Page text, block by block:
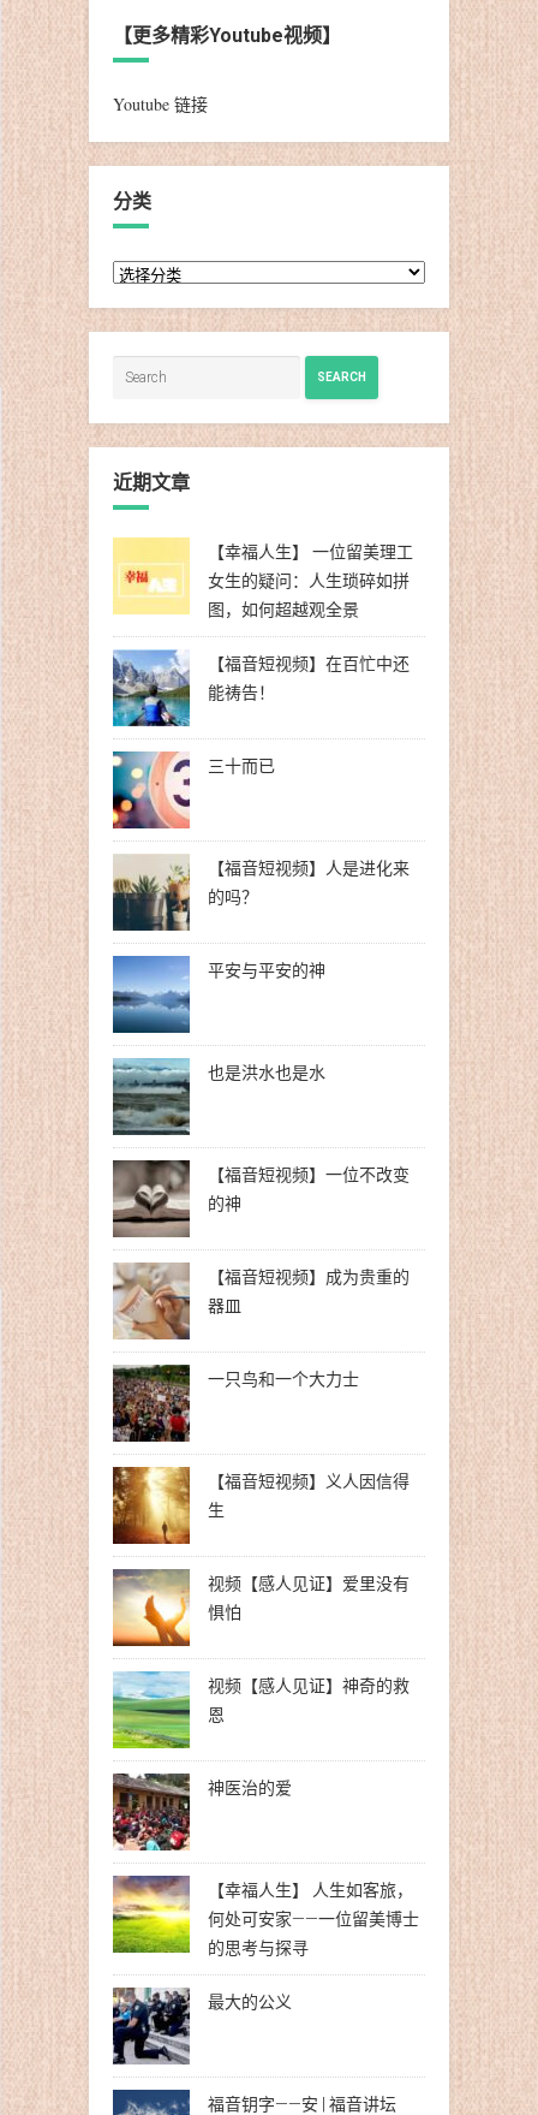
【更多精彩Youtube视频】
Youtube 链接
分类
分
SEARCH
近期文章
【幸福人生】 一位留美理工
女生的疑问：人生琐碎如拼
图，如何超越观全景
【福音短视频】在百忙中还
能祷告！
三十而已
【福音短视频】人是进化来
的吗？
平安与平安的神
也是洪水也是水
【福音短视频】一位不改变
的神
【福音短视频】成为贵重的
器皿
一只鸟和一个大力士
【福音短视频】义人因信得
生
视频【感人见证】爱里没有
惧怕
视频【感人见证】神奇的救
恩
神医治的爱
【幸福人生】 人生如客旅，
何处可安家——一位留美博士
的思考与探寻
最大的公义
福音钥字——安 | 福音讲坛